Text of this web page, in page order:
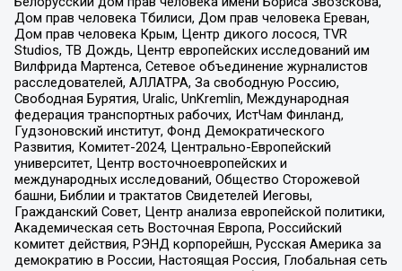
Дом прав человека Тбилиси, Дом прав человека Ереван,
Дом прав человека Крым, Центр дикого лосося, TVR
Studios, ТВ Дождь, Центр европейских исследований им
Вилфрида Мартенса, Сетевое объединение журналистов
расследователей, АЛЛАТРА, За свободную Россию,
Свободная Бурятия, Uralic, UnKremlin, Международная
федерация транспортных рабочих, ИстЧам Финланд,
Гудзоновский институт, Фонд Демократического
Развития, Комитет-2024, Центрально-Европейский
университет, Центр восточноевропейских и
международных исследований, Общество Сторожевой
башни, Библии и трактатов Свидетелей Иеговы,
Гражданский Совет, Центр анализа европейской политики,
Академическая сеть Восточная Европа, Российский
комитет действия, РЭНД корпорейшн, Русская Америка за
демократию в России, Настоящая Россия, Глобальная сеть